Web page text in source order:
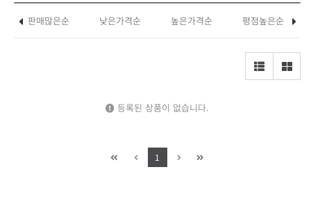
판매많은순 낮은가격순 높은가격순 평점높은순
등록된 상품이 없습니다.
1